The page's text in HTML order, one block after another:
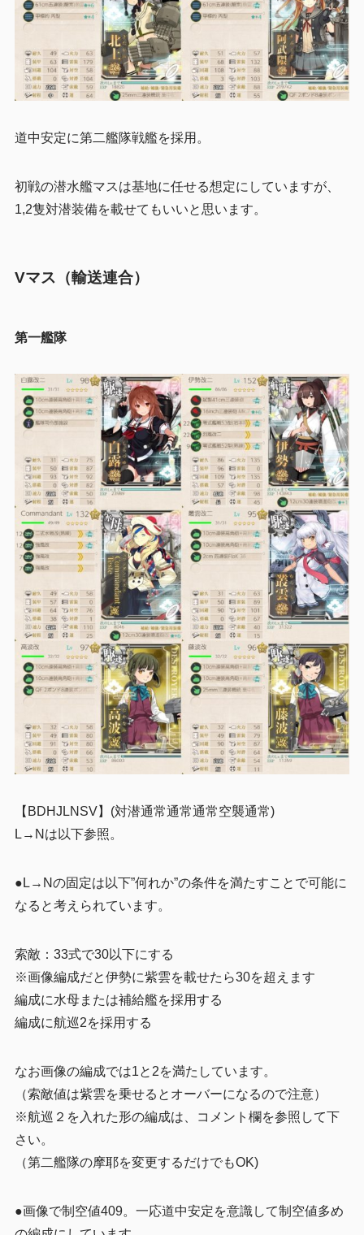
道中安定に第二艦隊戦艦を採用。
初戦の潜水艦マスは基地に任せる想定にしていますが、
1,2隻対潜装備を載せてもいいと思います。
Vマス（輸送連合）
第一艦隊
【BDHJLNSV】(対潜通常通常通常空襲通常)
L→Nは以下参照。
●L→Nの固定は以下”何れか”の条件を満たすことで可能に
なると考えられています。
索敵：33式で30以下にする
※画像編成だと伊勢に紫雲を載せたら30を超えます
編成に水母または補給艦を採用する
編成に航巡2を採用する
なお画像の編成では1と2を満たしています。
（索敵値は紫雲を乗せるとオーバーになるので注意）
※航巡２を入れた形の編成は、コメント欄を参照して下
さい。
（第二艦隊の摩耶を変更するだけでもOK)
●画像で制空値409。一応道中安定を意識して制空値多め